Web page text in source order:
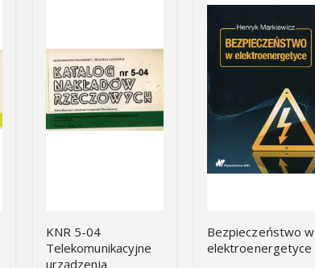
KNR 5-04
Telekomunikacyjne
urządzenia
Bezpieczeństwo w
elektroenergetyce